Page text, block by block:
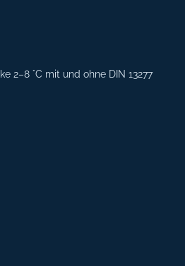
2–8 °C mit und ohne DIN 13277